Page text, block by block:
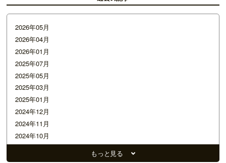
2026年05月
2026年04月
2026年01月
2025年07月
2025年05月
2025年03月
2025年01月
2024年12月
2024年11月
2024年10月
2024年09月
もっと見る